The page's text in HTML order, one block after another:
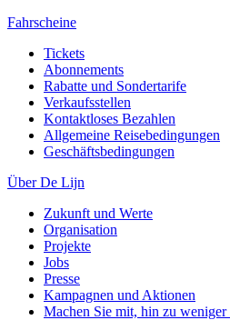
Fahrscheine
Tickets
Abonnements
Rabatte und Sondertarife
Verkaufsstellen
Kontaktloses Bezahlen
Allgemeine Reisebedingungen
Geschäftsbedingungen
Über De Lijn
Zukunft und Werte
Organisation
Projekte
Jobs
Presse
Kampagnen und Aktionen
Machen Sie mit, hin zu weniger